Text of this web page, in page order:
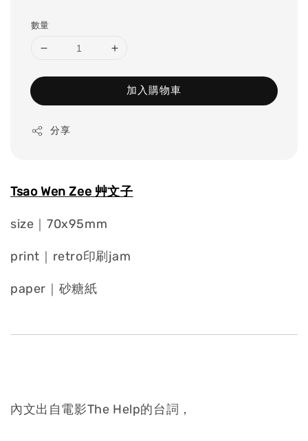
數量
加入購物車
分享
Tsao Wen Zee 艸文子
size｜70x95mm
print｜retro印刷jam
paper｜砂糖紙
內文出自電影The Help的台詞，